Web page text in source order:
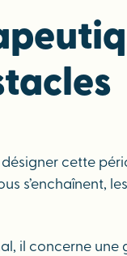
cette
s’enchaînent,
il concerne